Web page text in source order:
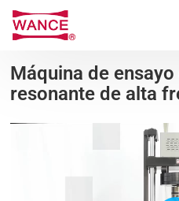
Máquina de
resonante de alta